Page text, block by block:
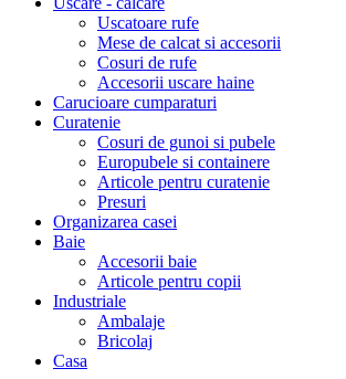
Uscatoare rufe
Mese de calcat si accesorii
Cosuri de rufe
Accesorii uscare haine
Carucioare cumparaturi
Curatenie
Cosuri de gunoi si pubele
Europubele si containere
Articole pentru curatenie
Presuri
Organizarea casei
Baie
Accesorii baie
Articole pentru copii
Industriale
Ambalaje
Bricolaj
Casa